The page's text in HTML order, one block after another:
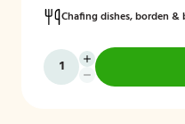
Chafing dishes, borden &